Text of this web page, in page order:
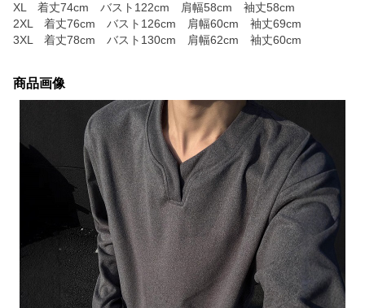
XL 着丈74cm バスト122cm 肩幅58cm 袖丈58cm
2XL 着丈76cm バスト126cm 肩幅60cm 袖丈69cm
3XL 着丈78cm バスト130cm 肩幅62cm 袖丈60cm
商品画像